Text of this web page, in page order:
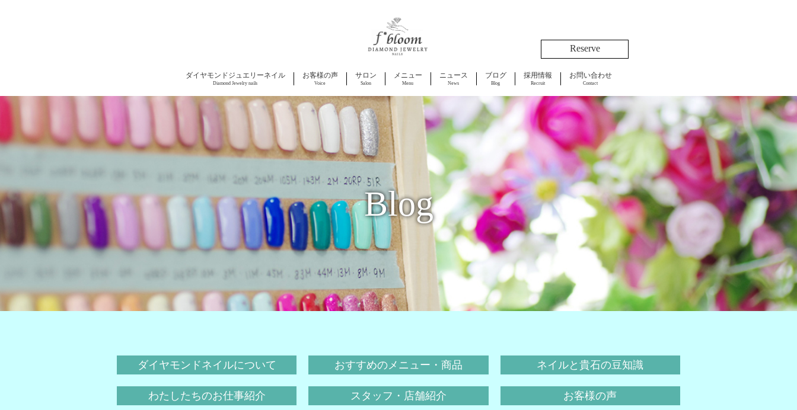
Reserve
ダイヤモンドジュエリーネイル
Diamond Jewelry nails
お客様の声
Voice
サロン
Salon
メニュー
Menu
ニュース
News
ブログ
Blog
採用情報
Recruit
お問い合わせ
Contact
Blog
ダイヤモンドネイルについて おすすめのメニュー・商品 ネイルと貴石の豆知識
わたしたちのお仕事紹介 スタッフ・店舗紹介 お客様の声